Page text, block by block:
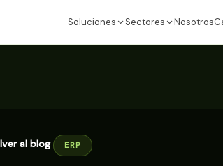
Soluciones Sectores Nosotros
al blog ERP